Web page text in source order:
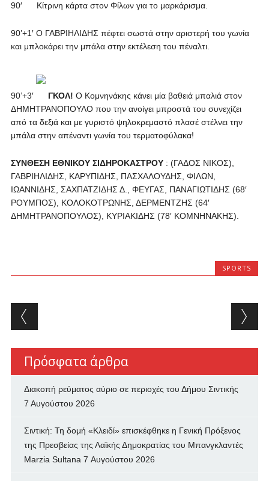
90′ Κίτρινη κάρτα στον Φίλων για το μαρκάρισμα.
90’+1′ Ο ΓΑΒΡΙΗΛΙΔΗΣ πέφτει σωστά στην αριστερή του γωνία
και μπλοκάρει την μπάλα στην εκτέλεση του πέναλτι.
90’+3′ ΓΚΟΛ! Ο Κομνηνάκης κάνει μία βαθειά μπαλιά στον
ΔΗΜΗΤΡΑΝΟΠΟΥΛΟ που την ανοίγει μπροστά του συνεχίζει
από τα δεξιά και με γυριστό ψηλοκρεμαστό πλασέ στέλνει την
μπάλα στην απέναντι γωνία του τερματοφύλακα!
ΣΥΝΘΕΣΗ ΕΘΝΙΚΟΥ ΣΙΔΗΡΟΚΑΣΤΡΟΥ: (ΓΑΔΟΣ ΝΙΚΟΣ),
ΓΑΒΡΙΗΛΙΔΗΣ, ΚΑΡΥΠΙΔΗΣ, ΠΑΣΧΑΛΟΥΔΗΣ, ΦΙΛΩΝ,
ΙΩΑΝΝΙΔΗΣ, ΣΑΧΠΑΤΖΙΔΗΣ Δ., ΦΕΥΓΑΣ, ΠΑΝΑΓΙΩΤΙΔΗΣ (68′
ΡΟΥΜΠΟΣ), ΚΟΛΟΚΟΤΡΩΝΗΣ, ΔΕΡΜΕΝΤΖΗΣ (64′
ΔΗΜΗΤΡΑΝΟΠΟΥΛΟΣ), ΚΥΡΙΑΚΙΔΗΣ (78′ ΚΟΜΝΗΝΑΚΗΣ).
SPORTS
Post navigation
Πρόσφατα άρθρα
Διακοπή ρεύματος αύριο σε περιοχές του Δήμου Σιντικής
7 Αυγούστου 2026
Σιντική: Τη δομή «Κλειδί» επισκέφθηκε η Γενική Πρόξενος
της Πρεσβείας της Λαϊκής Δημοκρατίας του Μπανγκλαντές
Marzia Sultana 7 Αυγούστου 2026